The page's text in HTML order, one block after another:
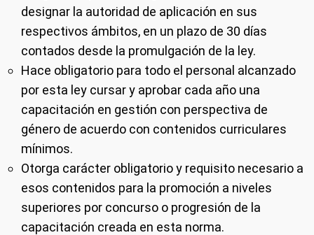
designar la autoridad de aplicación en sus
respectivos ámbitos, en un plazo de 30 días
contados desde la promulgación de la ley.
Hace obligatorio para todo el personal alcanzado
por esta ley cursar y aprobar cada año una
capacitación en gestión con perspectiva de
género de acuerdo con contenidos curriculares
mínimos.
Otorga carácter obligatorio y requisito necesario a
esos contenidos para la promoción a niveles
superiores por concurso o progresión de la
capacitación creada en esta norma.